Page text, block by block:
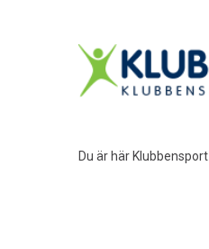
Du är här Klubbensport